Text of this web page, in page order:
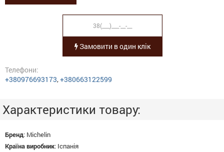
Замовити в один клік
Телефони:
+380976693173,+380663122599
Характеристики товару:
Бренд: Michelin
Країна виробник: Іспанія